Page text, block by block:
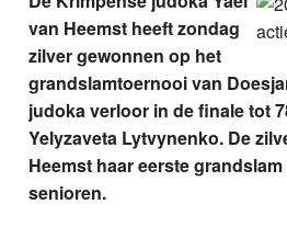
van Heemst heeft zondag
zilver gewonnen op het
grandslamtoernooi van
judoka verloor in de finale tot
Yelyzaveta Lytvynenko. De
Heemst haar eerste
senioren.